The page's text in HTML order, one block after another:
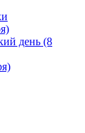
день (8